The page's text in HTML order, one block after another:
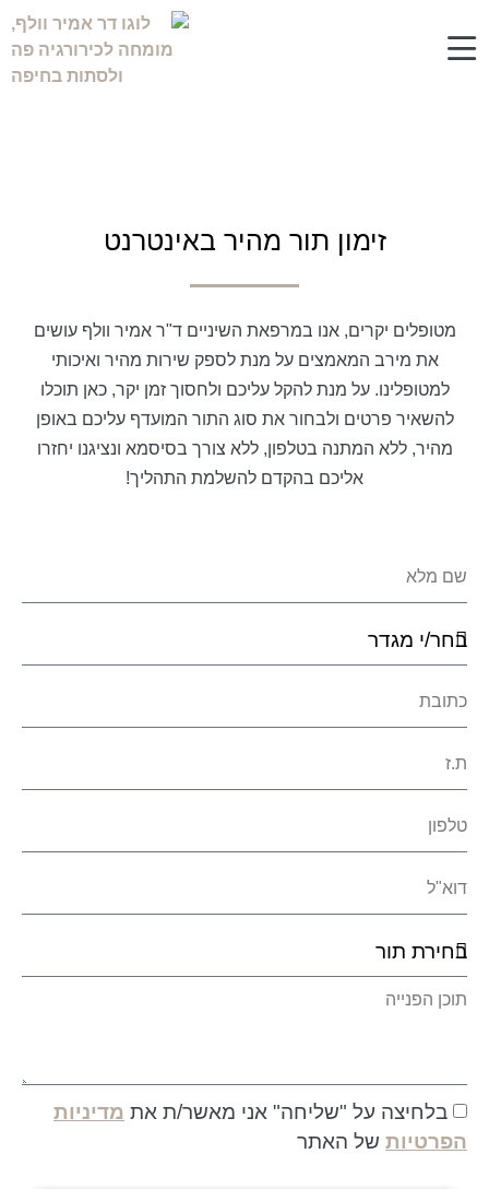
זימון תור מהיר באינטרנט
מטופלים יקרים, אנו במרפאת השיניים ד"ר אמיר וולף עושים
את מירב המאמצים על מנת לספק שירות מהיר ואיכותי
למטופלינו. על מנת להקל עליכם ולחסוך זמן יקר, כאן תוכלו
להשאיר פרטים ולבחור את סוג התור המועדף עליכם באופן
מהיר, ללא המתנה בטלפון, ללא צורך בסיסמא ונציגנו יחזרו
אליכם בהקדם להשלמת התהליך!
בלחיצה על "שליחה" אני מאשר/ת את מדיניות
הפרטיות של האתר